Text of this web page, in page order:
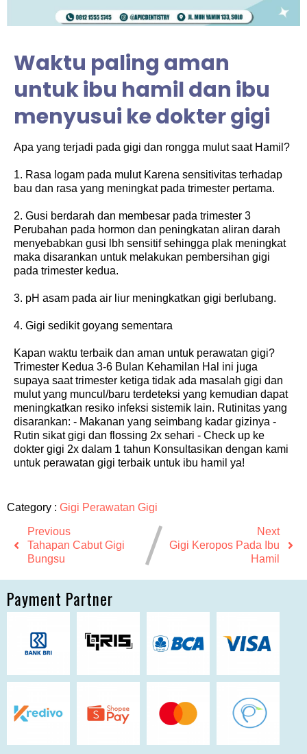
Waktu paling aman
untuk ibu hamil dan ibu
menyusui ke dokter gigi
Apa yang terjadi pada gigi dan rongga mulut saat Hamil?
1. Rasa logam pada mulut Karena sensitivitas terhadap
bau dan rasa yang meningkat pada trimester pertama.
2. Gusi berdarah dan membesar pada trimester 3
Perubahan pada hormon dan peningkatan aliran darah
menyebabkan gusi lbh sensitif sehingga plak meningkat
maka disarankan untuk melakukan pembersihan gigi
pada trimester kedua.
3. pH asam pada air liur meningkatkan gigi berlubang.
4. Gigi sedikit goyang sementara
Kapan waktu terbaik dan aman untuk perawatan gigi?
Trimester Kedua 3-6 Bulan Kehamilan Hal ini juga
supaya saat trimester ketiga tidak ada masalah gigi dan
mulut yang muncul/baru terdeteksi yang kemudian dapat
meningkatkan resiko infeksi sistemik lain. Rutinitas yang
disarankan: - Makanan yang seimbang kadar gizinya -
Rutin sikat gigi dan flossing 2x sehari - Check up ke
dokter gigi 2x dalam 1 tahun Konsultasikan dengan kami
untuk perawatan gigi terbaik untuk ibu hamil ya!
Category : Gigi Perawatan Gigi
Previous
Tahapan Cabut Gigi
Bungsu
Next
Gigi Keropos Pada Ibu
Hamil
Payment Partner